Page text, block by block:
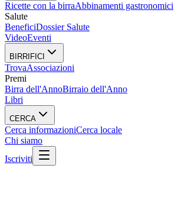
Ricette con la birraAbbinamenti gastronomici
Salute
BeneficiDossier Salute
VideoEventi
BIRRIFICI
TrovaAssociazioni
Premi
Birra dell'AnnoBirraio dell'Anno
Libri
CERCA
Cerca informazioniCerca locale
Chi siamo
Iscriviti